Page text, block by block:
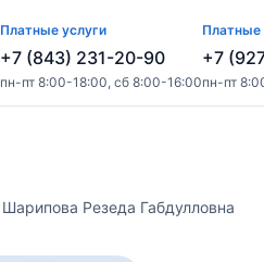
Платные услуги
+7 (843) 231-20-90
пн-пт 8:00-18:00, сб 8:00-16:00
Платные
+7
пн-пт
Шарипова Резеда Габдулловна